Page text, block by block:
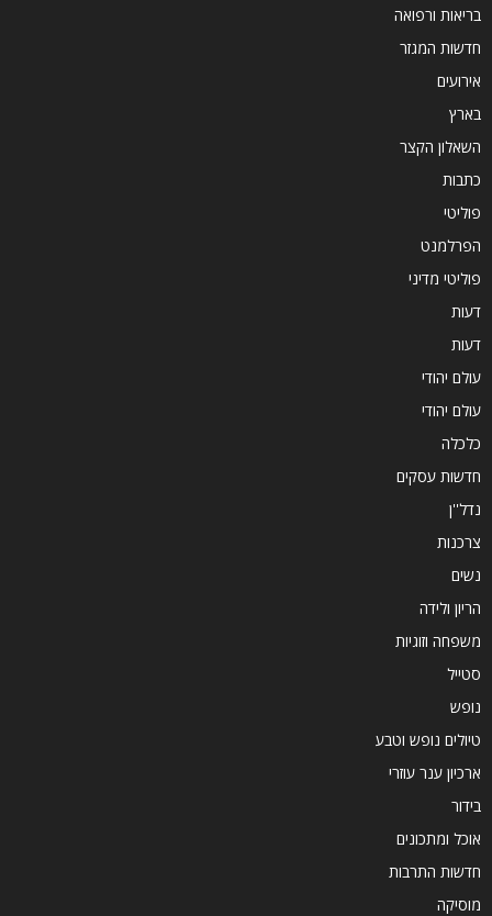
בריאות ורפואה
חדשות המגזר
אירועים
בארץ
השאלון הקצר
כתבות
פוליטי
הפרלמנט
פוליטי מדיני
דעות
דעות
עולם יהודי
עולם יהודי
כלכלה
חדשות עסקים
נדל''ן
צרכנות
נשים
הריון ולידה
משפחה וזוגיות
סטייל
נופש
טיולים נופש וטבע
ארכיון ענר עוזרי
בידור
אוכל ומתכונים
חדשות התרבות
מוסיקה